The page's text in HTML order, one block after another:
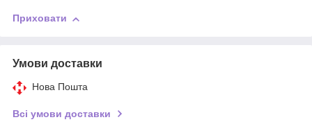
Приховати
Умови доставки
Нова Пошта
Всі умови доставки